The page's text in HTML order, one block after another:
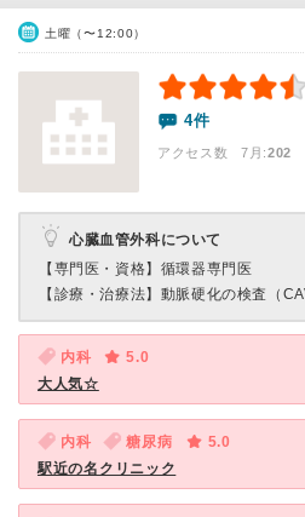
土曜（〜12:00）
4件
アクセス数 7月:202
心臓血管外科について
【専門医・資格】 循環器専門医
【診療・治療法】 動脈硬化の検査（
内科
5.0
大人気☆
内科 糖尿病
5.0
駅近の名クリニック